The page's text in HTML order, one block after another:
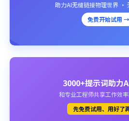
助力AI无缝链接物理世界 ·
免费开始试用 →
3000+提示词助力
和专业工程师共享工作效
先免费试用、用好了